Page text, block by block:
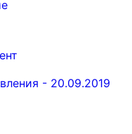
- 20.09.2019